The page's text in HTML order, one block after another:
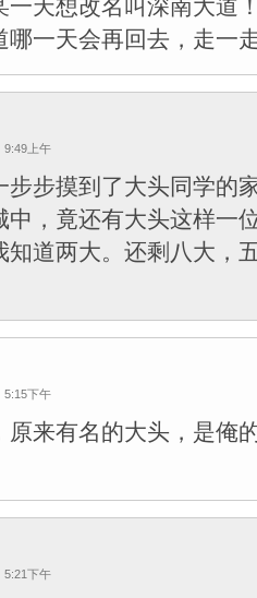
一天想改名叫深南大道
哪一天会再回去，走一
9:49上午
步步摸到了大头同学的
中，竟还有大头这样一
知道两大。还剩八大，
5:15下午
原来有名的大头，是俺
5:21下午